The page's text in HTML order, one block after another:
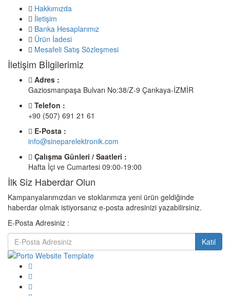
Hakkımızda
İletişim
Banka Hesaplarımız
Ürün İadesi
Mesafeli Satış Sözleşmesi
İletişim Bİlgilerimiz
Adres :
Gaziosmanpaşa Bulvarı No:38/Z-9 Çankaya-İZMİR
Telefon :
+90 (507) 691 21 61
E-Posta :
info@sineparelektronik.com
Çalışma Günleri / Saatleri :
Hafta İçi ve Cumartesi 09:00-19:00
İlk Siz Haberdar Olun
Kampanyalarımızdan ve stoklarımıza yeni ürün geldiğinde
haberdar olmak istiyorsanız e-posta adresinizi yazabilirsiniz.
E-Posta Adresiniz :
Katıl